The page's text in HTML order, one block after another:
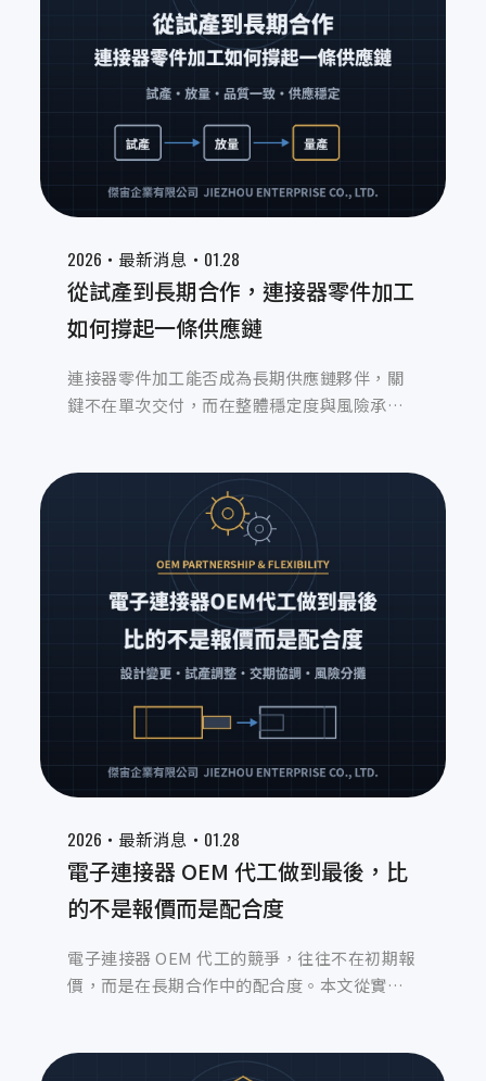
2026‧ 最新消息 ‧01.28
從試產到長期合作，連接器零件加工
如何撐起一條供應鏈
連接器零件加工能否成為長期供應鏈夥伴，關
鍵不在單次交付，而在整體穩定度與風險承擔
定、品質一致與配合節奏，撐起客戶供應鏈，
成為可長期信任的製造夥伴。
2026‧ 最新消息 ‧01.28
電子連接器 OEM 代工做到最後，比
的不是報價而是配合度
電子連接器 OEM 代工的競爭，往往不在初期報
價，而是在長期合作中的配合度。本文從實務
什麼真正可靠的電子連接器 OEM 代工夥伴，能